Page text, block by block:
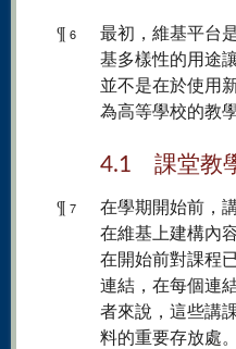
¶ 6
最初，維基平台
基多樣性的用途
並不是在於使用
為高等學校的教學
4.1 課堂教
¶ 7
在學期開始前，
在維基上建構內
在開始前對課程
連結，在每個連
者來說，這些講
料的重要存放處